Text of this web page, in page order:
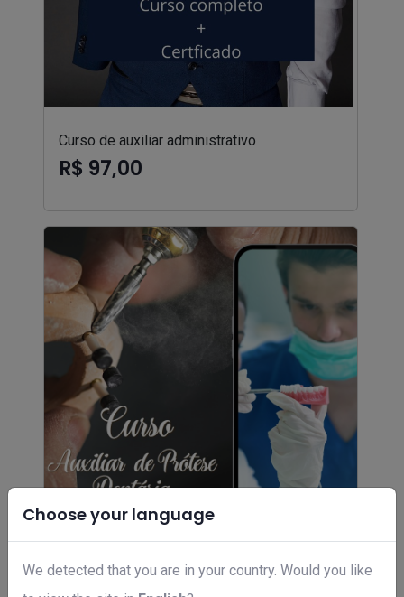
Choose your language
We detected that you are in your country. Would you like
Curso de auxiliar administrativo
R$ 97,00
Curso auxiliar de prótese dentaria